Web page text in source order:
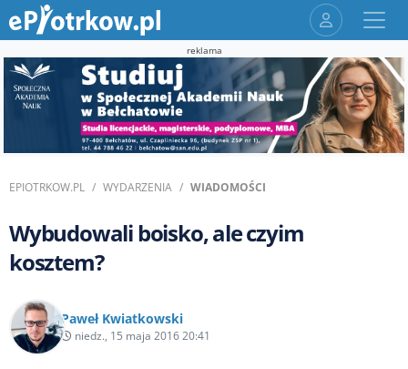
reklama
EPIOTRKOW.PL WYDARZENIA WIADOMOŚCI
Wybudowali boisko, ale czyim
kosztem?
Paweł Kwiatkowski
niedz., 15 maja 2016 20:41